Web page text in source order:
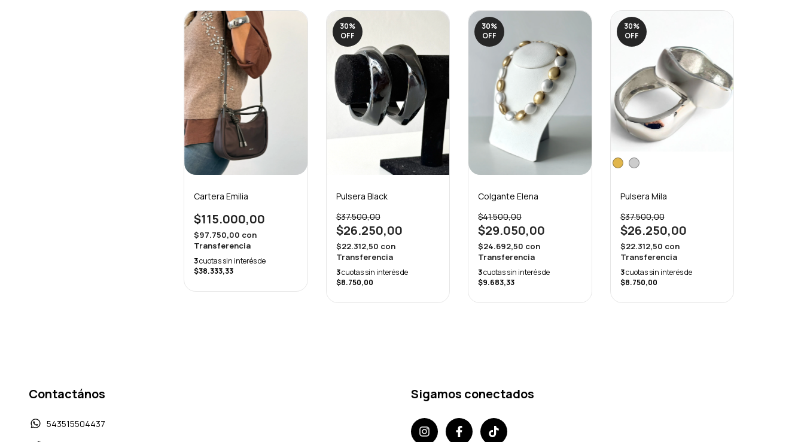
Cartera Emilia
$115.000,00
$97.750,00 con
Transferencia
3cuotas sin interés de
$38.333,33
30%
OFF
Pulsera Black
$37.500,00
$26.250,00
$22.312,50 con
Transferencia
3cuotas sin interés de
$8.750,00
30%
OFF
Colgante Elena
$41.500,00
$29.050,00
$24.692,50 con
Transferencia
3cuotas sin interés de
$9.683,33
30%
OFF
Pulsera Mila
$37.500,00
$26.250,00
$22.312,50 con
Transferencia
3cuotas sin interés de
$8.750,00
Contactános
543515504437
Sigamos conectados